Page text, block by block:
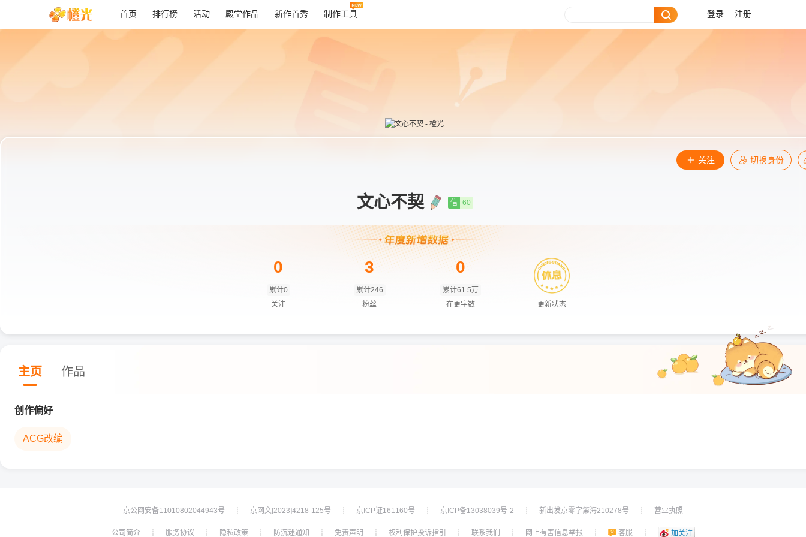
首页 排行榜 活动 殿堂作品 新作首秀 制作工具 登录 注册
关注 切换身份
文心不契 信 60
0
累计0
关注
3
累计246
粉丝
0
累计61.5万
在更字数
更新状态
主页 作品
创作偏好
ACG改编
京公网安备11010802044943号 ┊ 京网文[2023]4218-125号 ┊ 京ICP证161160号 ┊ 京ICP备13038039号-2 ┊ 新出发京零字第海210278号 ┊ 营业执照
公司简介 ┊ 服务协议 ┊ 隐私政策 ┊ 防沉迷通知 ┊ 免责声明 ┊ 权利保护投诉指引 ┊ 联系我们 ┊ 网上有害信息举报 ┊ 客服 ┊ 加关注